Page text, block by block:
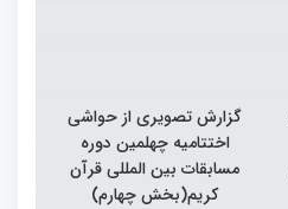
گزارش تصویری از حواشی
اختتامیه چهلمین دوره
مسابقات بین المللی قرآن
کریم(بخش چهارم)